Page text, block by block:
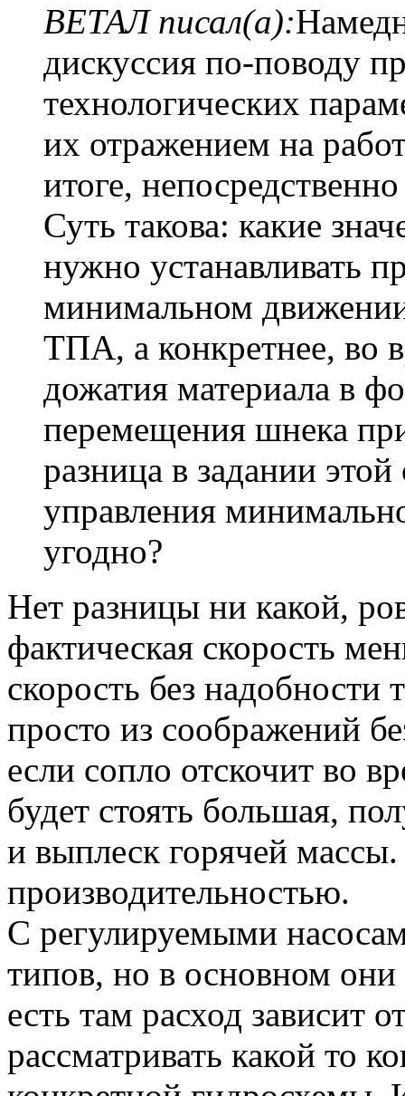
ВЕТАЛ писал(а):
дискуссия по-поводу
технологических
их отражением на
итоге,
Суть такова: какие
нужно устанавливать
минимальном
ТПА, а конкретнее, во
дожатия материала в
перемещения шнека
разница в задании
управления
угодно?
Нет разницы ни какой,
фактическая скорость
скорость без
просто из соображений
если сопло отскочит во
будет стоять большая,
и выплеск горячей
производительностью.
С регулируемыми
типов, но в основном
есть там расход зависит
рассматривать какой то